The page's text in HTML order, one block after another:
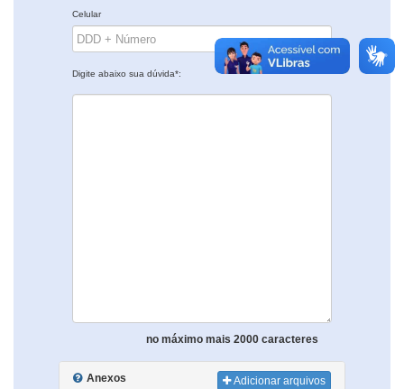
Celular
Digite abaixo sua dúvida*:
no máximo mais 2000 caracteres
Anexos Adicionar arquivos